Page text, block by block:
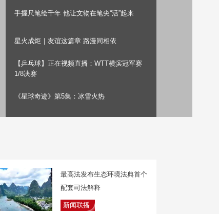
手握尺笔绘千年 他让文物在笔尖“活”起来
星火成炬｜友谊这篇章 路漫同相依
【乒乓球】正在视频直播：WTT横滨冠军赛
1/8决赛
《星球奇迹》第5集：冰雪火热
最高法发布生态环境法典首个
配套司法解释
新闻联播